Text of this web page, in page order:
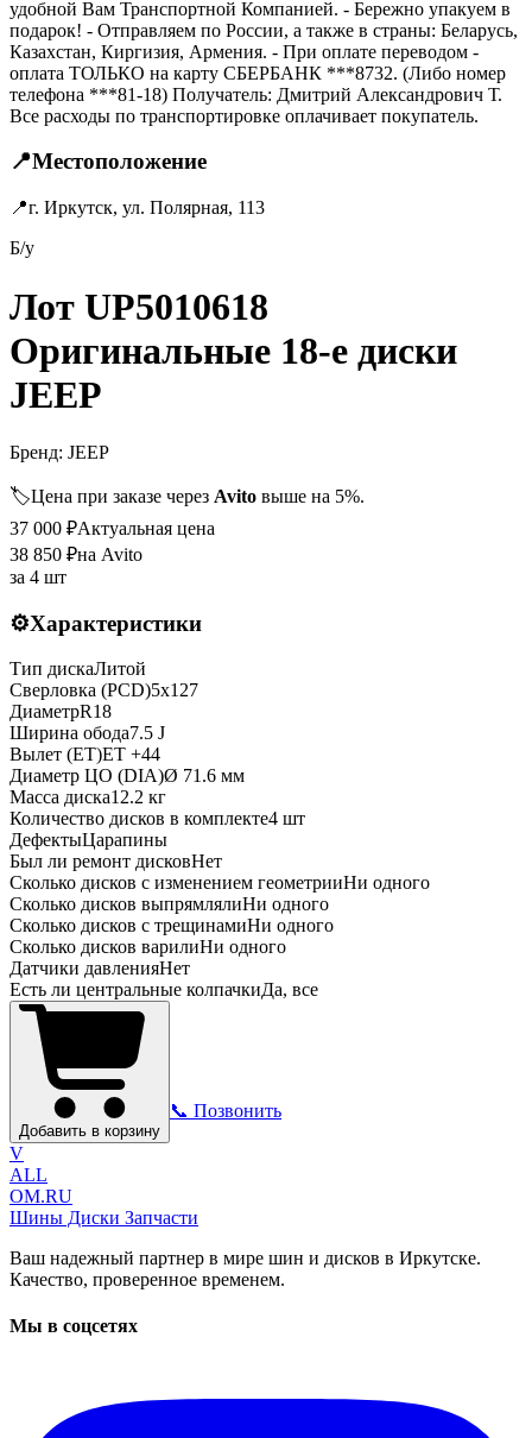
удобной Вам Транспортной Компанией. - Бережно упакуем в
подарок! - Отправляем по России, а также в страны: Беларусь,
Казахстан, Киргизия, Армения. - При оплате переводом -
оплата ТОЛЬКО на карту СБЕРБАНК ***8732. (Либо номер
телефона ***81-18) Получатель: Дмитрий Александрович Т.
Все расходы по транспортировке оплачивает покупатель.
📍Местоположение
📍г. Иркутск, ул. Полярная, 113
Б/у
Лот UP5010618
Оригинальные 18-е диски
JEEP
Бренд: JEEP
🏷️Цена при заказе через Avito выше на 5%.
37 000 ₽Актуальная цена
38 850 ₽на Avito
за 4 шт
⚙️Характеристики
Тип дискаЛитой
Сверловка (PCD)5x127
ДиаметрR18
Ширина обода7.5 J
Вылет (ET)ET +44
Диаметр ЦО (DIA)Ø 71.6 мм
Масса диска12.2 кг
Количество дисков в комплекте4 шт
ДефектыЦарапины
Был ли ремонт дисковНет
Сколько дисков с изменением геометрииНи одного
Сколько дисков выпрямлялиНи одного
Сколько дисков с трещинамиНи одного
Сколько дисков варилиНи одного
Датчики давленияНет
Есть ли центральные колпачкиДа, все
Добавить в корзину
📞 Позвонить
V
ALL
OM.RU
Шины Диски Запчасти
Ваш надежный партнер в мире шин и дисков в Иркутске.
Качество, проверенное временем.
Мы в соцсетях